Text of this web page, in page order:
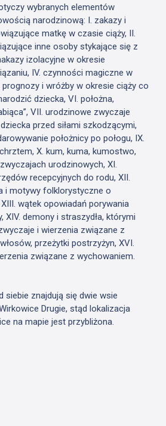
wybranych elementów
narodzinową: I. zakazy i
matkę w czasie ciąży, II.
inne osoby stykające się z
izolacyjne w okresie
IV. czynności magiczne w
i wróżby w okresie ciąży co
dziecka, VI. położna,
VII. urodzinowe zwyczaje
przed siłami szkodzącymi,
położnicy po połogu, IX.
X. kum, kuma, kumostwo,
urodzinowych, XI.
recepcyjnych do rodu, XII.
i motywy folklorystyczne o
wątek opowiadań porywania
XIV. demony i straszydła, którymi
i wierzenia związane z
przeżytki postrzyżyn, XVI.
związane z wychowaniem.
siebie znajdują się dwie wsie
Drugie, stąd lokalizacja
na mapie jest przybliżona.